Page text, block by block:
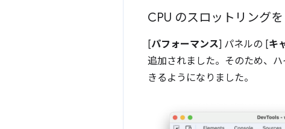
CPU のスロットリング
[パフォーマンス] パネルの [キ
追加されました。そのため、
きるようになりました。